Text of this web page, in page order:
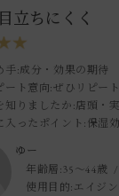
立ちにくく
手:成分・効果の期待
ート意向:ぜひリピー
知りましたか:店頭・
入ったポイント :保湿
ゆー
年齢層:35～44歳
使用目的:エイジ